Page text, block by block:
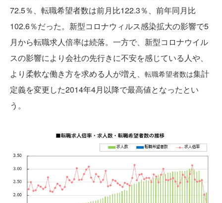
72.5％、転職希望者数は前月比122.3％、前年同月比
102.6％だった。新型コロナウィルス感染拡大の影響で5
月から転職求人倍率は続落。一方で、新型コロナウイル
スの影響により会社の先行きに不安を感じている人や、
より柔軟な働き方を求める人が増え、
転職希望者数は集計
定義を変更した2014年4月以降で最高値となったとい
う。